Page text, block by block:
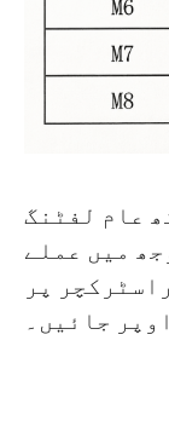
عام لفٹنگ
5 یا 6۔ جب بوجھ میں عملے
پر
جائیں۔